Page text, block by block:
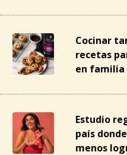
Cocinar
recetas
en familia
Estudio
país
menos